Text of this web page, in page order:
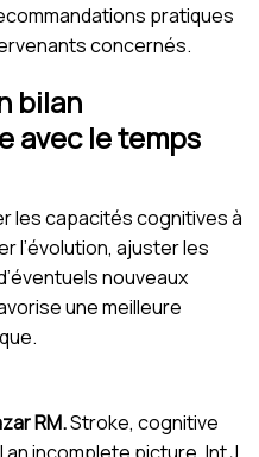
pratiques
concernés.
bilan
avec le temps
les capacités cognitives à
l’évolution, ajuster les
nouveaux
une meilleure
RM.Stroke, cognitive
incomplete picture. Int J